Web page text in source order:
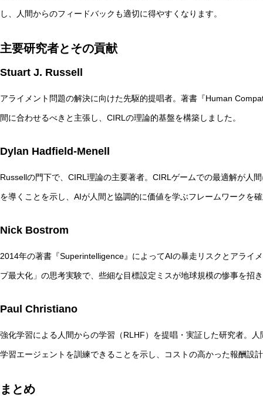
し、人間からのフィードバックも適切に得やすくなります。
主要研究者とその貢献
Stuart J. Russell
アライメント問題の解決に向けた先駆的提唱者。著書『Human
間に合わせるべきと主張し、CIRLの理論的基盤を構築しました。
Dylan Hadfield-Menell
Russellの門下で、CIRL理論の主要著者。CIRLゲームでの最適解が人
を導くことを示し、AIが人間と協調的に価値を学ぶフレームワークを
Nick Bostrom
2014年の著書『Superintelligence』によってAIの暴走リスクとアライ
プ最大化」の思考実験で、些細な目標設定ミスが地球規模の惨事を招
Paul Christiano
強化学習による人間からの学習（RLHF）を提唱・実証した研究者。
学習エージェントを訓練できることを示し、コストの高かった報酬設
まとめ